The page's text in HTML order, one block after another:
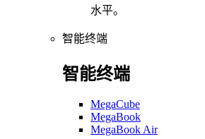
水平。
智能终端
智能终端
MegaCube
MegaBook
MegaBook Air